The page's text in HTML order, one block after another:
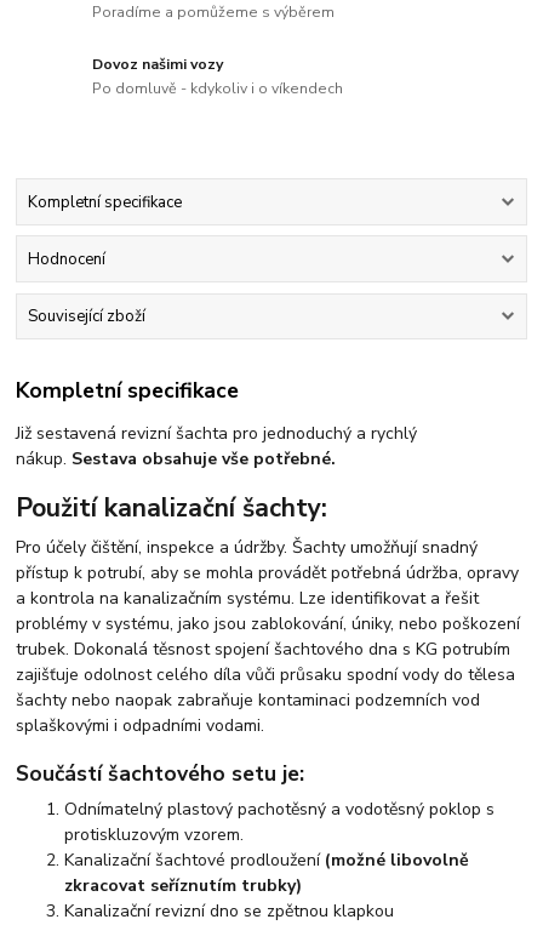
Poradíme a pomůžeme s výběrem
Dovoz našimi vozy
Po domluvě - kdykoliv i o víkendech
Kompletní specifikace
Hodnocení
Související zboží
Kompletní specifikace
Již sestavená revizní šachta pro jednoduchý a rychlý
nákup. Sestava obsahuje vše potřebné.
Použití kanalizační šachty:
Pro účely čištění, inspekce a údržby. Šachty umožňují snadný
přístup k potrubí, aby se mohla provádět potřebná údržba, opravy
a kontrola na kanalizačním systému. Lze identifikovat a řešit
problémy v systému, jako jsou zablokování, úniky, nebo poškození
trubek. Dokonalá těsnost spojení šachtového dna s KG potrubím
zajišťuje odolnost celého díla vůči průsaku spodní vody do tělesa
šachty nebo naopak zabraňuje kontaminaci podzemních vod
splaškovými i odpadními vodami.
Součástí šachtového setu je:
Odnímatelný plastový pachotěsný a vodotěsný poklop s
protiskluzovým vzorem.
Kanalizační šachtové prodloužení (možné libovolně
zkracovat seříznutím trubky)
Kanalizační revizní dno se zpětnou klapkou